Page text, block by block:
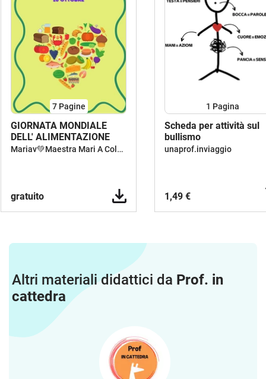
7 Pagine
GIORNATA MONDIALE
DELL' ALIMENTAZIONE
Mariav💚Maestra Mari A Colori
gratuito
1 Pagina
Scheda per attività sul
bullismo
unaprof.inviaggio
1,49 €
Altri materiali didattici da Prof. in
cattedra